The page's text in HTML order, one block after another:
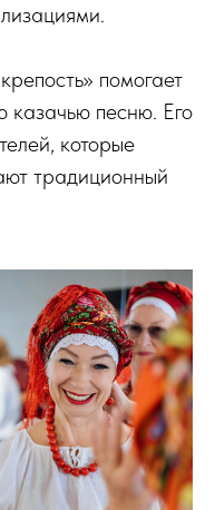
помогает
казачью песню. Его
которые
традиционный